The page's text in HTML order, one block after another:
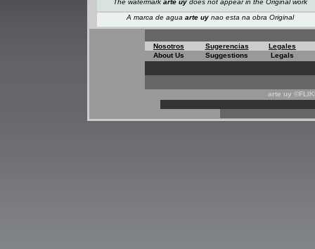
The watermark arte uydoes not appearin the Original work
A marca de agua arte uynao esta na obra Original
Nosotros Sugerencias
Legales
About Us
Suggestions Legals
arte uy